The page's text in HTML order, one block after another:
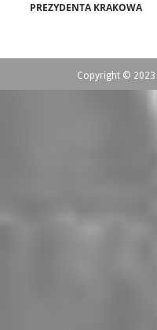
PREZYDENTA KRAKOWA
Copyright © 2023